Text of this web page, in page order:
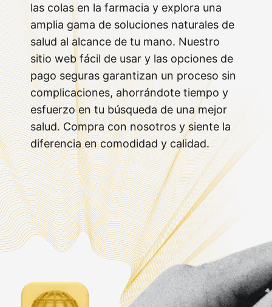
las colas en la farmacia y explora una
amplia gama de soluciones naturales de
salud al alcance de tu mano. Nuestro
sitio web fácil de usar y las opciones de
pago seguras garantizan un proceso sin
complicaciones, ahorrándote tiempo y
esfuerzo en tu búsqueda de una mejor
salud. Compra con nosotros y siente la
diferencia en comodidad y calidad.